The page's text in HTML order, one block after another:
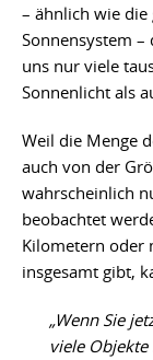
– ähnlich wie
Sonnensystem
uns nur viele
Sonnenlicht als
Weil die Menge
auch von der
wahrscheinlich
beobachtet
Kilometern oder
insgesamt gibt,
„Wenn Sie
viele Objekte